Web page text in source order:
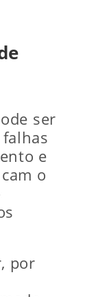
ser
e
o
por